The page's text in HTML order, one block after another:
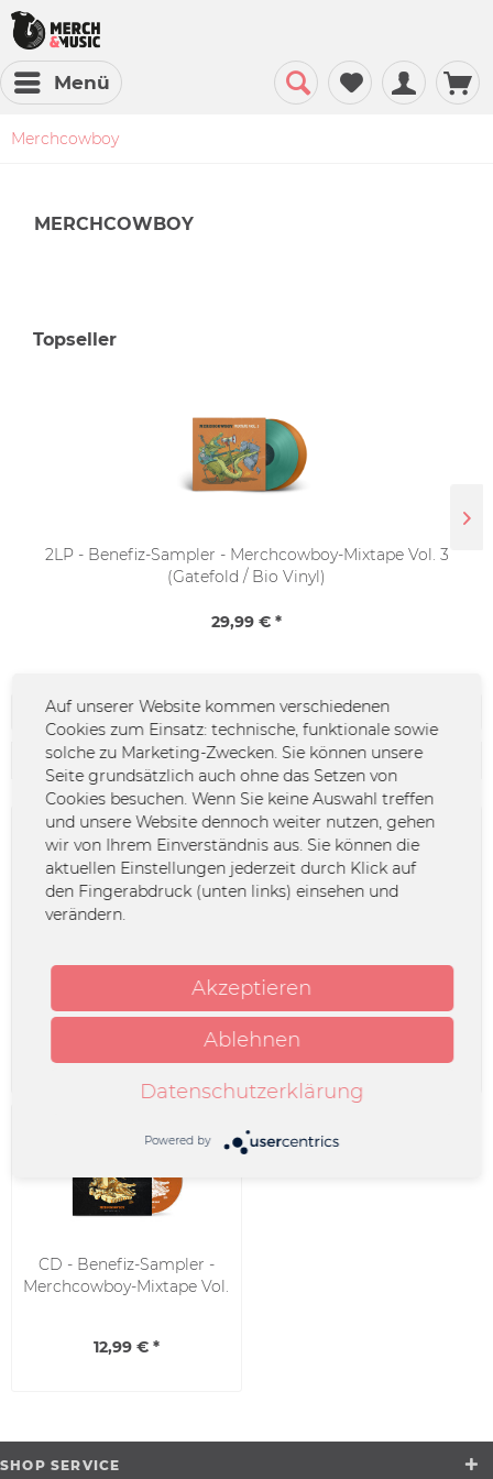
Menü
Merchcowboy
MERCHCOWBOY
Topseller
2LP - Benefiz-Sampler - Merchcowboy-Mixtape Vol. 3
(Gatefold / Bio Vinyl)
29,99 € *
Filtern
2LP - Benefiz-Sampler -
Merchcowboy-Mixtape...
CD - Benefiz-Sampler -
Merchcowboy Mixtape
Vol....
CD - Benefiz-Sampler -
Merchcowboy-Mixtape Vol.
12,99 € *
SHOP SERVICE
Auf unserer Website kommen verschiedenen
Cookies zum Einsatz: technische, funktionale sowie
solche zu Marketing-Zwecken. Sie können unsere
Seite grundsätzlich auch ohne das Setzen von
Cookies besuchen. Wenn Sie keine Auswahl treffen
und unsere Website dennoch weiter nutzen, gehen
wir von Ihrem Einverständnis aus. Sie können die
aktuellen Einstellungen jederzeit durch Klick auf
den Fingerabdruck (unten links) einsehen und
verändern.
Akzeptieren
Ablehnen
Datenschutzerklärung
Powered by